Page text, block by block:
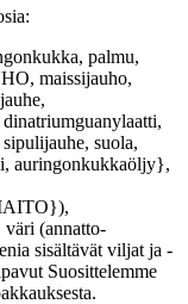
palmu,
maissijauho,
suola,
auringonkukkaöljy},
(annatto-
sisältävät viljat ja -
Suosittelemme